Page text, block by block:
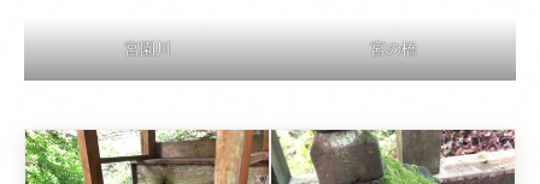
宮園川 宮の橋